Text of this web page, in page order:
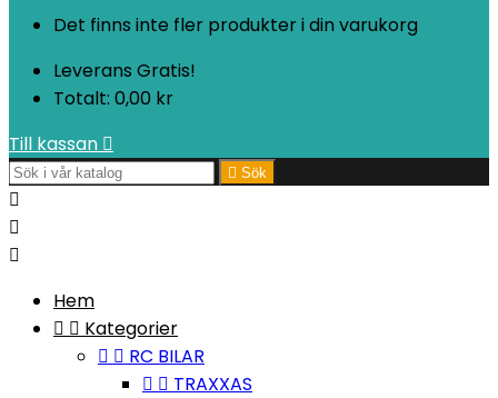
Det finns inte fler produkter i din varukorg
Leverans Gratis!
Totalt: 0,00 kr
Till kassan 
 Sök



Hem
  Kategorier
  RC BILAR
  TRAXXAS